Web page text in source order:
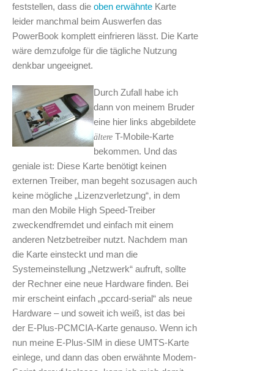
feststellen, dass die oben erwähnte Karte
leider manchmal beim Auswerfen das
PowerBook komplett einfrieren lässt. Die Karte
wäre demzufolge für die tägliche Nutzung
denkbar ungeeignet.
Durch Zufall habe ich
dann von meinem Bruder
eine hier links abgebildete
ältere T-Mobile-Karte
bekommen. Und das
geniale ist: Diese Karte benötigt keinen
externen Treiber, man begeht sozusagen auch
keine mögliche „Lizenzverletzung“, in dem
man den Mobile High Speed-Treiber
zweckendfremdet und einfach mit einem
anderen Netzbetreiber nutzt. Nachdem man
die Karte einsteckt und man die
Systemeinstellung „Netzwerk“ aufruft, sollte
der Rechner eine neue Hardware finden. Bei
mir erscheint einfach „pccard-serial“ als neue
Hardware – und soweit ich weiß, ist das bei
der E-Plus-PCMCIA-Karte genauso. Wenn ich
nun meine E-Plus-SIM in diese UMTS-Karte
einlege, und dann das oben erwähnte Modem-